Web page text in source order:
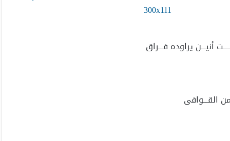
أنيـــن يراوده فـــراق
القـــوافى